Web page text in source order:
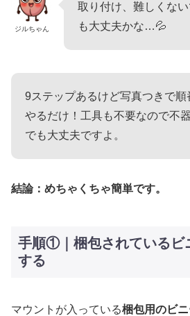
ジルちゃん
取り付け、難しくな
も大丈夫かな…💦
9ステップあるけど写真つきで順
やるだけ！工具も不要なので不
でも大丈夫ですよ。
結論：めちゃくちゃ簡単です。
手順①｜梱包されているビ
する
マウントが入っている梱包用のビ